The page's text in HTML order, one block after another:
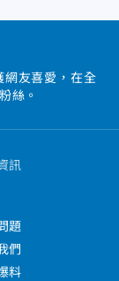
網友喜愛，在全
絲。
訊
題
們
料